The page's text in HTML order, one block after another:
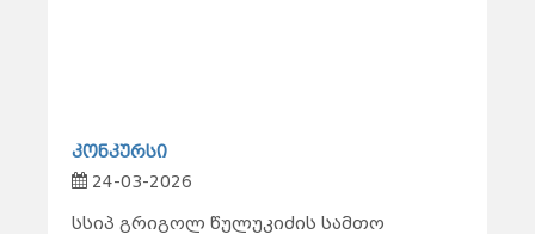
კონკურსი
24-03-2026
სსიპ გრიგოლ წულუკიძის სამთო